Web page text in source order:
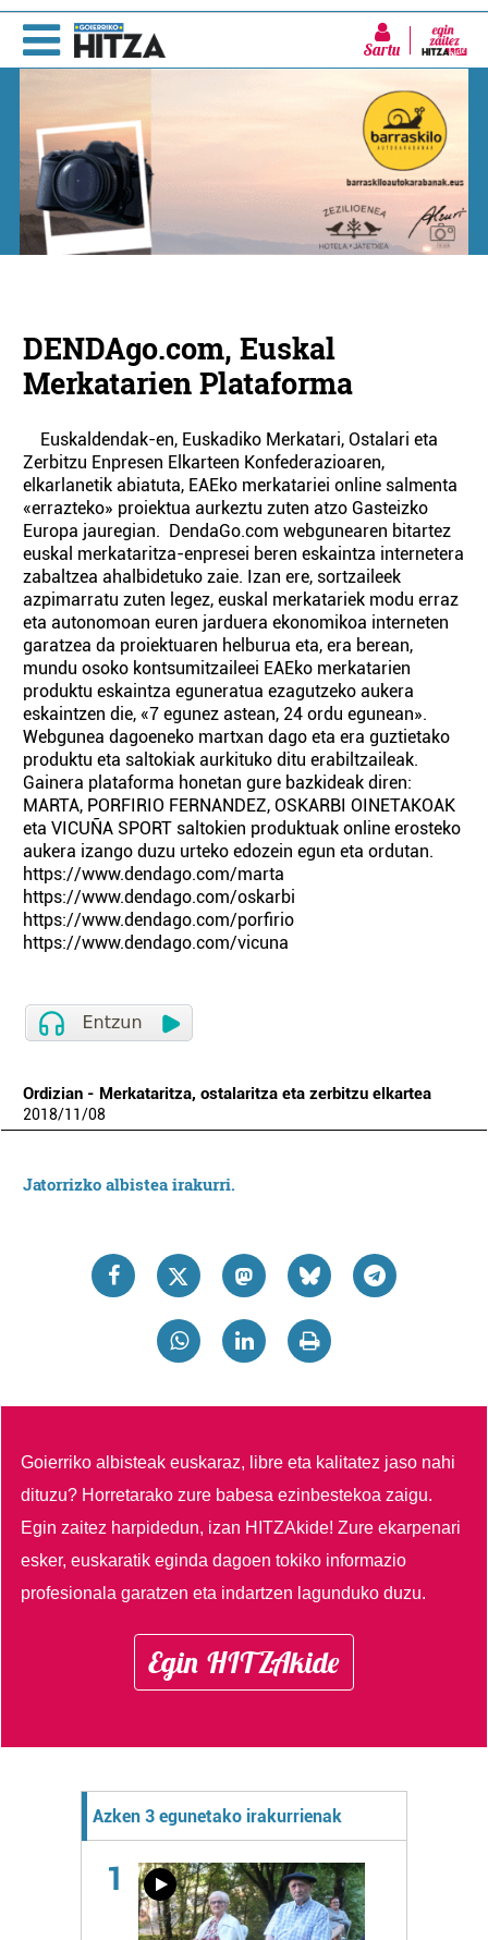
Sartu
DENDAgo.com, Euskal
Merkatarien Plataforma
Euskaldendak-en, Euskadiko Merkatari, Ostalari eta
Zerbitzu Enpresen Elkarteen Konfederazioaren,
elkarlanetik abiatuta, EAEko merkatariei online salmenta
«errazteko» proiektua aurkeztu zuten atzo Gasteizko
Europa jauregian. DendaGo.com webgunearen bitartez
euskal merkataritza-enpresei beren eskaintza internetera
zabaltzea ahalbidetuko zaie. Izan ere, sortzaileek
azpimarratu zuten legez, euskal merkatariek modu erraz
eta autonomoan euren jarduera ekonomikoa interneten
garatzea da proiektuaren helburua eta, era berean,
mundu osoko kontsumitzaileei EAEko merkatarien
produktu eskaintza eguneratua ezagutzeko aukera
eskaintzen die, «7 egunez astean, 24 ordu egunean».
Webgunea dagoeneko martxan dago eta era guztietako
produktu eta saltokiak aurkituko ditu erabiltzaileak.
Gainera plataforma honetan gure bazkideak diren:
MARTA, PORFIRIO FERNANDEZ, OSKARBI OINETAKOAK
eta VICUÑA SPORT saltokien produktuak online erosteko
aukera izango duzu urteko edozein egun eta ordutan.
https://www.dendago.com/marta
https://www.dendago.com/oskarbi
https://www.dendago.com/porfirio
https://www.dendago.com/vicuna
Ordizian - Merkataritza, ostalaritza eta zerbitzu elkartea
2018/11/08
Jatorrizko albistea irakurri.
Goierriko albisteak euskaraz, libre eta kalitatez jaso nahi
dituzu? Horretarako zure babesa ezinbestekoa zaigu.
Egin zaitez harpidedun, izan HITZAkide!Zure ekarpenari
esker, euskaratik eginda dagoen tokiko informazio
profesionala garatzen eta indartzen lagunduko duzu.
Egin HITZAkide
Azken 3 egunetako irakurrienak
1